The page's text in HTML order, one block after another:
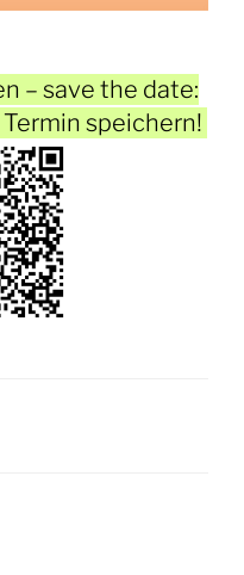
– save the date:
speichern!